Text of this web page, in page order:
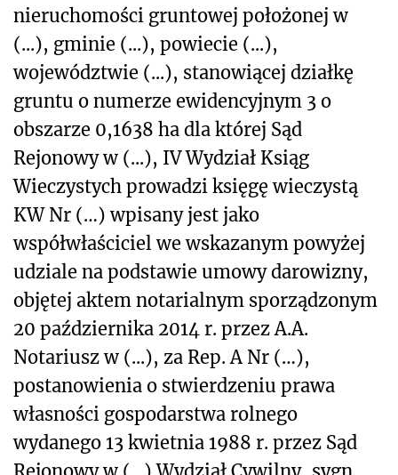
nieruchomości gruntowej położonej w
(...), gminie (...), powiecie (...),
województwie (...), stanowiącej działkę
gruntu o numerze ewidencyjnym 3 o
obszarze 0,1638 ha dla której Sąd
Rejonowy w (...), IV Wydział Ksiąg
Wieczystych prowadzi księgę wieczystą
KW Nr (…) wpisany jest jako
współwłaściciel we wskazanym powyżej
udziale na podstawie umowy darowizny,
objętej aktem notarialnym sporządzonym
20 października 2014 r. przez A.A.
Notariusz w (...), za Rep. A Nr (…),
postanowienia o stwierdzeniu prawa
własności gospodarstwa rolnego
wydanego 13 kwietnia 1988 r. przez Sąd